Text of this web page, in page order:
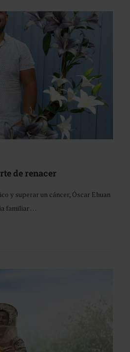
de renacer
y superar un cáncer, Óscar Ehuan
familiar …